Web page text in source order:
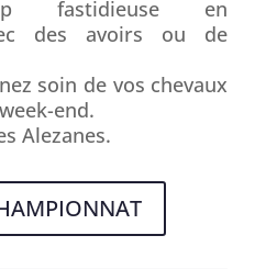
fastidieuse en
des avoirs ou de
soin de vos chevaux
end.
Alezanes.